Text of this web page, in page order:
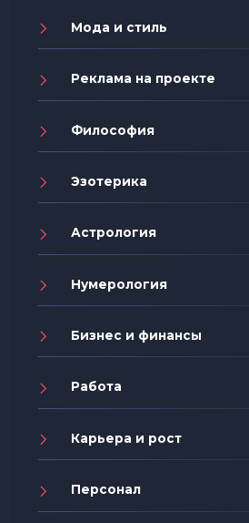
Мода и стиль
Реклама на проекте
Философия
Эзотерика
Астрология
Нумерология
Бизнес и финансы
Работа
Карьера и рост
Персонал